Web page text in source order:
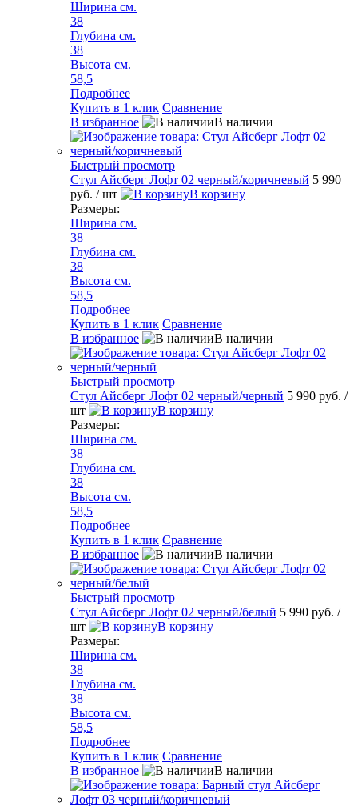
Ширина см.
38
Глубина см.
38
Высота см.
58,5
Подробнее
Купить в 1 клик Сравнение
В избранное
В наличии
Быстрый просмотр
Стул Айсберг Лофт 02 черный/коричневый 5 990
руб. / шт
В корзину
Размеры:
Ширина см.
38
Глубина см.
38
Высота см.
58,5
Подробнее
Купить в 1 клик Сравнение
В избранное
В наличии
Быстрый просмотр
Стул Айсберг Лофт 02 черный/черный 5 990 руб. /
шт
В корзину
Размеры:
Ширина см.
38
Глубина см.
38
Высота см.
58,5
Подробнее
Купить в 1 клик Сравнение
В избранное
В наличии
Быстрый просмотр
Стул Айсберг Лофт 02 черный/белый 5 990 руб. /
шт
В корзину
Размеры:
Ширина см.
38
Глубина см.
38
Высота см.
58,5
Подробнее
Купить в 1 клик Сравнение
В избранное
В наличии